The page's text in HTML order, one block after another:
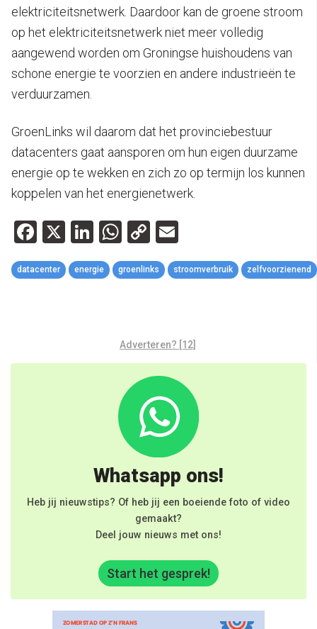
elektriciteitsnetwerk. Daardoor kan de groene stroom
op het elektriciteitsnetwerk niet meer volledig
aangewend worden om Groningse huishoudens van
schone energie te voorzien en andere industrieën te
verduurzamen.
GroenLinks wil daarom dat het provinciebestuur
datacenters gaat aansporen om hun eigen duurzame
energie op te wekken en zich zo op termijn los kunnen
koppelen van het energienetwerk.
Facebook
X LinkedIn
WhatsApp
Copy
Link
datacenter energie groenlinks stroomverbruik zelfvoorzienend
Adverteren? [12]
Whatsapp ons!
Heb jij nieuwstips? Of heb jij een boeiende foto of video
gemaakt?
Deel jouw nieuws met ons!
Start het gesprek!